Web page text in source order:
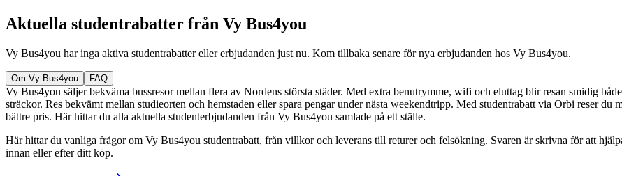
Aktuella studentrabatter från Vy Bus4you
Vy Bus4you har inga aktiva studentrabatter eller erbjudanden just nu. Kom tillbaka senare för nya erbjudanden hos Vy Bus4you.
Om Vy Bus4you FAQ
Vy Bus4you säljer bekväma bussresor mellan flera av Nordens största städer. Med extra benutrymme, wifi och eluttag blir resan smidig
sträckor. Res bekvämt mellan studieorten och hemstaden eller spara pengar under nästa weekendtripp. Med studentrabatt via Orbi reser du
bättre pris. Här hittar du alla aktuella studenterbjudanden från Vy Bus4you samlade på ett ställe.
Här hittar du vanliga frågor om Vy Bus4you studentrabatt, från villkor och leverans till returer och felsökning. Svaren är skrivna för att
innan eller efter ditt köp.